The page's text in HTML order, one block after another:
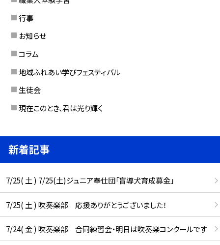
行事
お知らせ
コラム
地域ふれあい学びフェスティバル
生徒会
現在このとき、君は光り輝く
新着記事
7/25( 土 ) 7/25(土)ジュニア奉仕団「盲導犬育成募金」
7/25( 土 ) 吹奏楽部 応援ありがとうございました！
7/24( 金 ) 吹奏楽部 合同練習会・明日は吹奏楽コンクールです